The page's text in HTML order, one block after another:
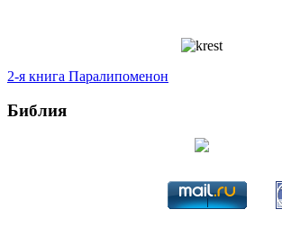
2-я книга Паралипоменон
Библия